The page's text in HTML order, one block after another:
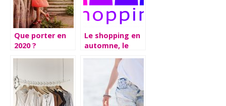
Que porter en
2020 ?
Le shopping en
automne, le